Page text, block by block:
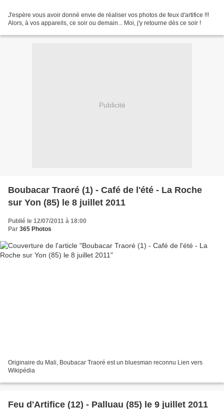
J'espère vous avoir donné envie de réaliser vos photos de feux d'artifice !!!
Alors, à vos appareils, ce soir ou demain... Moi, j'y retourne dès ce soir !
Publicité
Boubacar Traoré (1) - Café de l'été - La Roche
sur Yon (85) le 8 juillet 2011
Publié le 12/07/2011 à 18:00
Par 365 Photos
Originaire du Mali, Boubacar Traoré est un bluesman reconnu Lien vers
Wikipédia
Feu d'Artifice (12) - Palluau (85) le 9 juillet 2011